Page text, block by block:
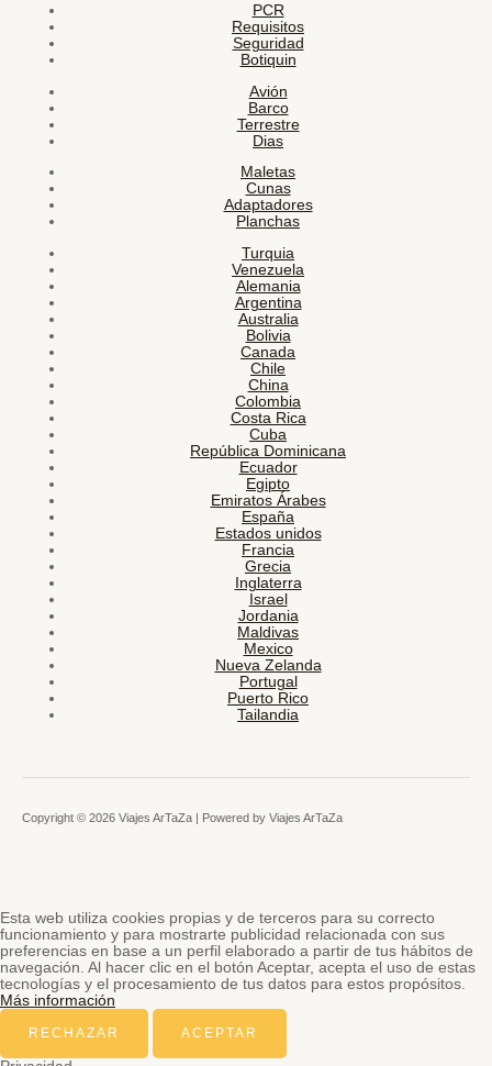
PCR
Requisitos
Seguridad
Botiquin
Avión
Barco
Terrestre
Dias
Maletas
Cunas
Adaptadores
Planchas
Turquia
Venezuela
Alemania
Argentina
Australia
Bolivia
Canada
Chile
China
Colombia
Costa Rica
Cuba
República Dominicana
Ecuador
Egipto
Emiratos Árabes
España
Estados unidos
Francia
Grecia
Inglaterra
Israel
Jordania
Maldivas
Mexico
Nueva Zelanda
Portugal
Puerto Rico
Tailandia
Copyright © 2026 Viajes ArTaZa | Powered by Viajes ArTaZa
Esta web utiliza cookies propias y de terceros para su correcto
funcionamiento y para mostrarte publicidad relacionada con sus
preferencias en base a un perfil elaborado a partir de tus hábitos de
navegación. Al hacer clic en el botón Aceptar, acepta el uso de estas
tecnologías y el procesamiento de tus datos para estos propósitos.
Más información
RECHAZAR ACEPTAR